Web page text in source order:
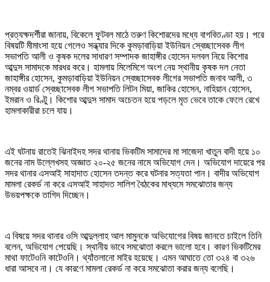
প্রত্যক্ষদর্শীরা জানায়, বিকেলে ফুটবল মাঠে তরুণ কিশোরদের মধ্যে বাগবিতণ্ডা হয়। পরে
বিষয়টি মীমাংসা হয়ে গেলেও সন্ধ্যার দিকে কুমড়াবাড়িয়া ইউনিয়ন স্বেচ্ছাসেবক লীগ
সভাপতি আলী ও কৃষক দলের সাধারণ সম্পাদক জাহাঙ্গীর হোসেন দলবল নিয়ে কিশোর
আব্দুস সামাদকে মারধর করে। হামলায় মিলেমিশে অংশ নেয় স্থানীয় কৃষক দল নেতা
জাহাঙ্গীর হোসেন, কুমড়াবাড়িয়া ইউনিয়ন স্বেচ্ছাসেবক লীগের সভাপতি জনাব আলী, ৩
নম্বর ওয়ার্ড স্বেচ্ছাসেবক লীগ সভাপতি লিটন মিয়া, জাকির হোসেন, নাহিয়ান হোসেন,
ইমরান ও রিণ্টু। কিশোর আব্দুস সামাদ অচেতন হয়ে পড়লে মৃত ভেবে তাকে ফেলে রেখে
হামলাকারীরা চলে যায়।
এই ঘটনায় রাতেই ঝিনাইদহ সদর থানায় ভিকটিম সামাদের মা সাজেদা খাতুন বাদী হয়ে ১০
জনের নাম উল্লেখসহ অজ্ঞাত ২০-২৫ জনের নামে অভিযোগ দেন। অভিযোগ দায়েরে পর
সদর থানার এসআই সাহাদাত হোসেন তদন্ত করে ঘটনার সত্যতা পান। বাদীর অভিযোগ
মামলা রেকর্ড না করে এসআই সাহাদত সালিশ বৈঠকের মাধ্যমে সমঝোতার জন্য
উভয়পক্ষকে তাগিদ দিচ্ছেন।
এ বিষয়ে সদর থানার ওসি আব্দুল্লাহ আল মামুনকে অভিযোগের বিষয় জানতে চাইলে তিনি
বলেন, অভিযোগ পেয়েছি। স্থানীয় ভাবে সমঝোতা করলে ভালো হবে। কারণ ভিকটিমের
মাথা ফাটেওনি কাটেওনি। থ্যাঁতলানো মাইর হয়েছে। এমন আঘাতে তো ৩২৪ বা ৩২৬
ধারা আসবে না। যে কারণে মামলা রেকর্ড না করে সমঝোতা করার জন্য বলেছি।